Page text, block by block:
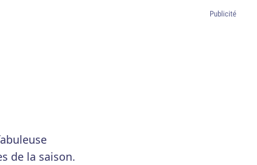
de la saison.